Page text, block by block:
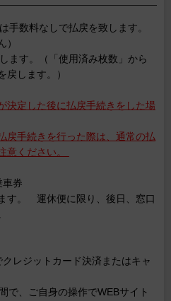
手数料なしで払戻を致します。
）
ます。（「使用済み枚数」から
戻します。）
決定した後に払戻手続きをした場
戻手続きを行った際は、通常の払
意ください。
乗車券
す。 運休便に限り、後日、窓口
レジットカード決済またはキャ
で、ご自身の操作でWEBサイト